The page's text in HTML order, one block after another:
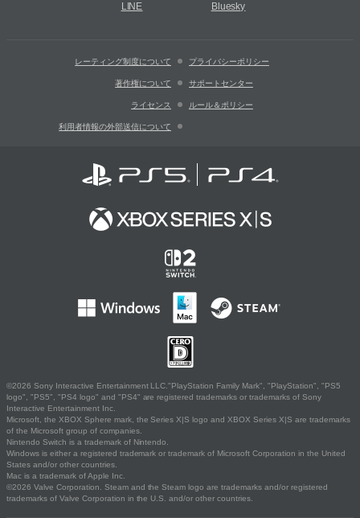
LINE Bluesky
レーティング制度について プライバシーポリシー
著作権について サポートセンター
ライセンス ルール＆ポリシー
利用者情報の外部送信について
©2026 Sony Interactive Entertainment LLC."PlayStation Family Mark", "PlayStation", "PS5
logo", "PS5", "PS4 logo" and "PS4" are registered trademarks or trademarks of Sony
Interactive Entertainment Inc.
Microsoft, the XBOX Sphere mark, the Series X|S logo and XBOX Series X|S are trademarks
of the Microsoft group of companies.
Nintendo Switch is a trademark of Nintendo.
Windows is either a registered trademark or trademark of Microsoft Corporation in the United
States and/or other countries.
Mac is a trademark of Apple Inc.
©2026 Valve Corporation. Steam and the Steam logo are trademarks and/or registered
trademarks of Valve Corporation in the U.S. and/or other countries.